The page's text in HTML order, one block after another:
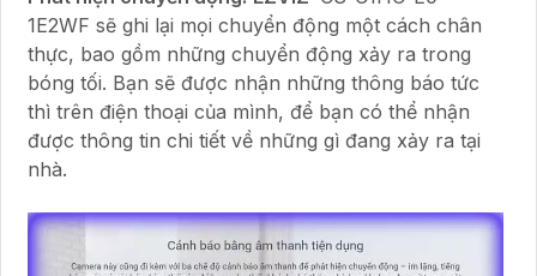
1E2WF sẽ ghi lại mọi chuyển động một cách chân
thực, bao gồm những chuyển động xảy ra trong
bóng tối. Bạn sẽ được nhận những thông báo tức
thì trên điện thoại của mình, để bạn có thể nhận
được thông tin chi tiết về những gì đang xảy ra tại
nhà.